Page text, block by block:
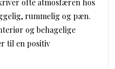
rummelig og pæn.
og behagelige
til en positiv